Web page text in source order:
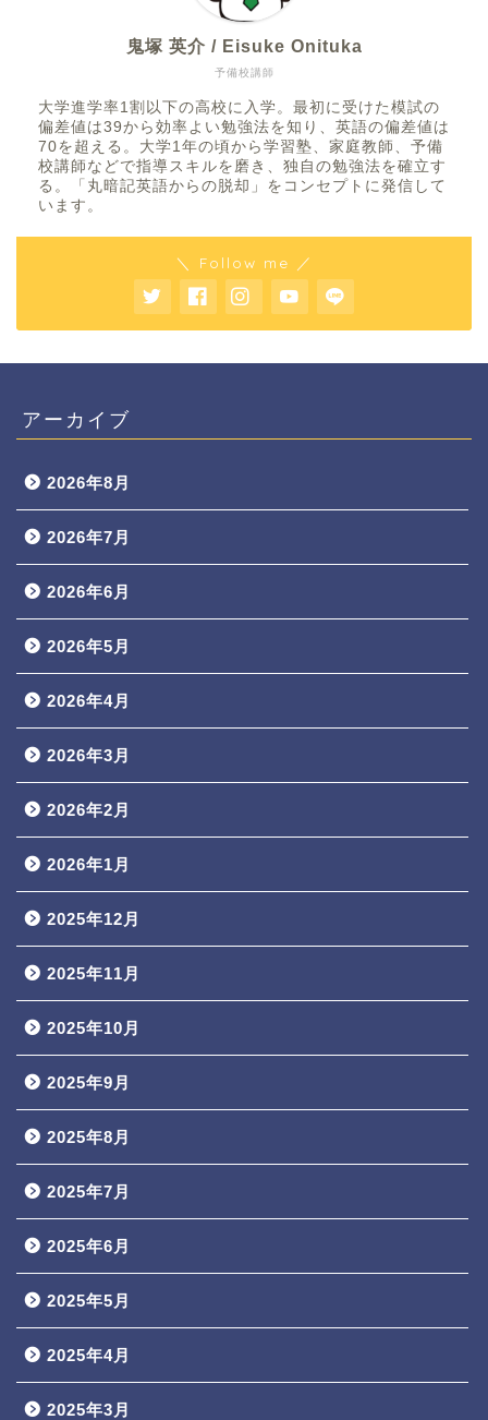
予備校講師
鬼塚 英介 / Eisuke Onituka
大学進学率1割以下の高校に入学。最初に受けた模試の
偏差値は39から効率よい勉強法を知り、英語の偏差値は
70を超える。大学1年の頃から学習塾、家庭教師、予備
校講師などで指導スキルを磨き、独自の勉強法を確立す
る。「丸暗記英語からの脱却」をコンセプトに発信して
います。
＼ Follow me ／
アーカイブ
2026年8月
2026年7月
2026年6月
2026年5月
2026年4月
2026年3月
2026年2月
2026年1月
2025年12月
2025年11月
2025年10月
2025年9月
2025年8月
2025年7月
2025年6月
2025年5月
2025年4月
2025年3月